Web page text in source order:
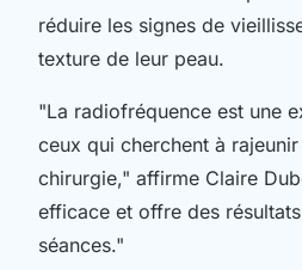
réduire les signes de
texture de leur peau.
"La radiofréquence est une
ceux qui cherchent à
chirurgie," affirme Claire
efficace et offre des
séances."